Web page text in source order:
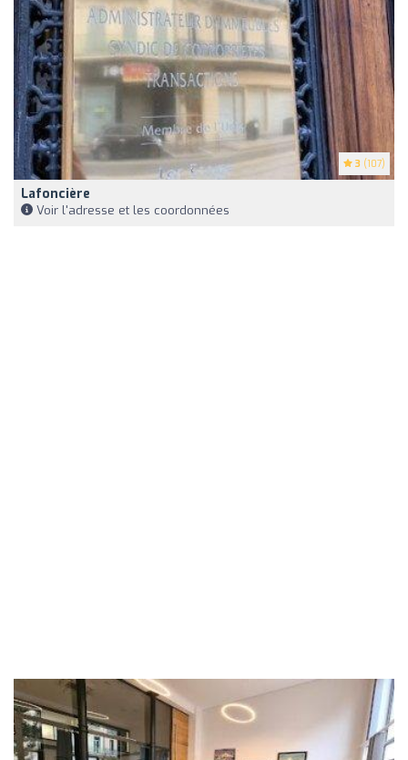
3 (107)
Lafoncière
Voir l'adresse et les coordonnées